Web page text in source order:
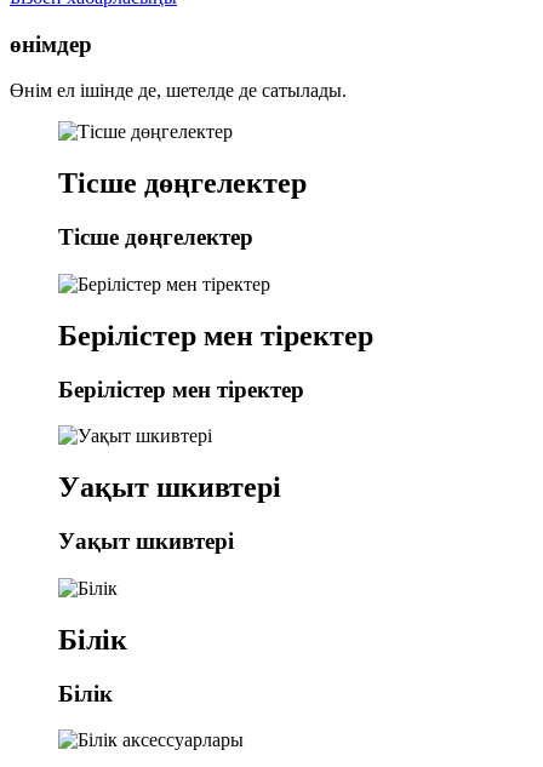
өнімдер
Өнім ел ішінде де, шетелде де сатылады.
Тісше дөңгелектер
Тісше дөңгелектер
Берілістер мен тіректер
Берілістер мен тіректер
Уақыт шкивтері
Уақыт шкивтері
Білік
Білік